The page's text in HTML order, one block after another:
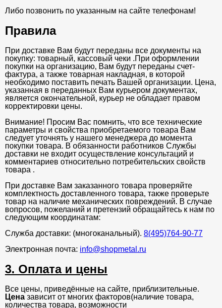
Либо позвонить по указанным на сайте телефонам!
Правила
При доставке Вам будут переданы все документы на
покупку: товарный, кассовый чеки .При оформлении
покупки на организацию, Вам будут переданы счет-
фактура, а также товарная накладная, в которой
необходимо поставить печать Вашей организации. Цена,
указанная в переданных Вам курьером документах,
является окончательной, курьер не обладает правом
корректировки цены.
Внимание! Просим Вас помнить, что все технические
параметры и свойства приобретаемого товара Вам
следует уточнять у нашего менеджера до момента
покупки товара. В обязанности работников Службы
доставки не входит осуществление консультаций и
комментариев относительно потребительских свойств
товара .
При доставке Вам заказанного товара проверяйте
комплектность доставленного товара, также проверьте
товар на наличие механических повреждений. В случае
вопросов, пожеланий и претензий обращайтесь к нам по
следующим координатам:
Служба доставки: (многоканальный). 8(495)764-90-77
Электронная почта: info@shopmetal.ru
3. Оплата и цены
Все цены, приведённые на сайте, приблизительные.
Цена зависит от многих факторов(наличие товара,
количества товара, возможности